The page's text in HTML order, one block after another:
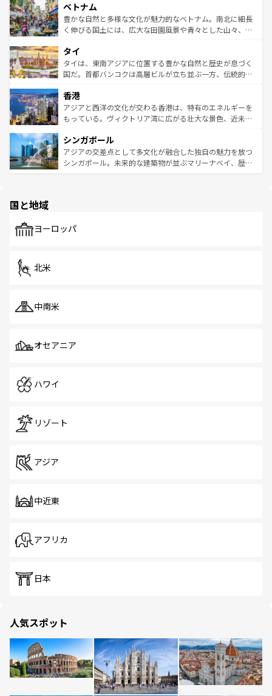
参照してほしい。
容にもいいと評判のスイーツなど、バラエティ豊かな料理
が味わえる。 なお、新着の台湾情報は コンテンツ一覧を参
照してほしい。
き、地方に足を延ばせば四季折々の自然美を楽しむことが
できる。そして、キムチや焼肉、絶品のストリートフード
まで、さまざまな韓国料理が待っている。夜には、韓国な
リティに包まれながら、韓国の多彩な魅力を心ゆくまで味
わってみてほしい。 なお、新着の韓国情報はコンテンツ一
覧を参照してほしい。
ベトナム
豊かな自然と多様な文化が魅力的なベトナム。南北に細長
く伸びる国土には、広大な田園風景や青々とした山々、世
急速な発展と共に伝統が息づく。ハノイの古い町並みやホ
ーチミン市のフランス統治時代の建物も、独特の雰囲気を
醸し出している。また、バラエティの豊かさとおいしさで
とつ。フォーやバインミー、ベトナムコーヒーなどは、ぜ
ひ現地で味わいたい。どの地域を訪れてもあたたかい人々
が旅行者を迎えてくれるので、きっと忘れられない旅にな
参照してほしい。
タイ
タイは、東南アジアに位置する豊かな自然と歴史が息づく
国だ。首都バンコクは高層ビルが立ち並ぶ一方、伝統的な
の活気が交差している。北部ではチェンマイなどの山岳地
帯で自然と触れ合い、南部ではプーケットやクラビの美し
いビーチでリゾート気分を楽しむことができる。タイ料理
激する。気候は一年中温暖で、どの季節にも異なる楽しみ
が待っている。親しみやすいタイの人々、仏教を中心とし
た文化、そして多様な観光資源が、訪れる旅人を魅了し続
香港
アジアと西洋の文化が交わる香港は、特有のエネルギーを
もっている。ヴィクトリア湾に広がる壮大な景色、近未来
み、どこを訪れても感動するはず。観光スポットが密集し
ており、効率よく見どころを回れるのも魅力。息をのむよ
うな絶景から文化的な体験まで、香港を存分に楽しみ尽く
シンガポール
アジアの交差点として多文化が融合した独自の魅力を放つ
シンガポール。未来的な建築物が並ぶマリーナベイ、歴史
で、ホーカーズは地元の風情を楽しめる外せないスポット
国と地域
ヨーロッパ
北米
中南米
オセアニア
ハワイ
リゾート
アジア
中近東
アフリカ
日本
人気スポット